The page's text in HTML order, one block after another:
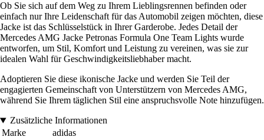
Ob Sie sich auf dem Weg zu Ihrem Lieblingsrennen befinden oder
einfach nur Ihre Leidenschaft für das Automobil zeigen möchten, diese
Jacke ist das Schlüsselstück in Ihrer Garderobe. Jedes Detail der
Mercedes AMG Jacke Petronas Formula One Team Lights wurde
entworfen, um Stil, Komfort und Leistung zu vereinen, was sie zur
idealen Wahl für Geschwindigkeitsliebhaber macht.
Adoptieren Sie diese ikonische Jacke und werden Sie Teil der
engagierten Gemeinschaft von Unterstützern von Mercedes AMG,
während Sie Ihrem täglichen Stil eine anspruchsvolle Note hinzufügen.
Zusätzliche Informationen
Marke
adidas